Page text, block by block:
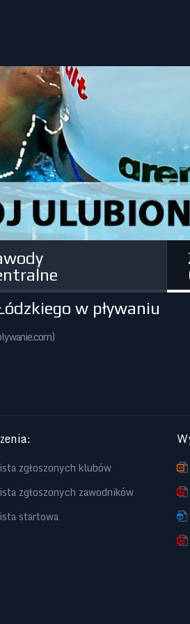
w pływaniu
)
:
zgłoszonych klubów
zgłoszonych zawodników
startowa